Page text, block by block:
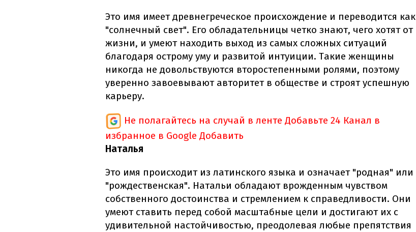
Это имя имеет древнегреческое происхождение и переводится как
"солнечный свет". Его обладательницы четко знают, чего хотят от
жизни, и умеют находить выход из самых сложных ситуаций
благодаря острому уму и развитой интуиции. Такие женщины
никогда не довольствуются второстепенными ролями, поэтому
уверенно завоевывают авторитет в обществе и строят успешную
карьеру.
Не полагайтесь на случай в ленте Добавьте 24 Канал в
избранное в Google Добавить
Наталья
Это имя происходит из латинского языка и означает "родная" или
"рождественская". Натальи обладают врожденным чувством
собственного достоинства и стремлением к справедливости. Они
умеют ставить перед собой масштабные цели и достигают их с
удивительной настойчивостью, преодолевая любые препятствия